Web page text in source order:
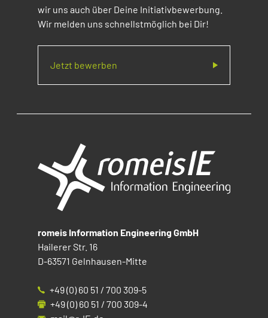
wir uns auch über Deine Initiativbewerbung.
Wir melden uns schnellstmöglich bei Dir!
Jetzt bewerben
romeis Information Engineering GmbH
Hailerer Str. 16
D-63571 Gelnhausen-Mitte
+49 (0) 60 51 / 700 309-5
+49 (0) 60 51 / 700 309-4